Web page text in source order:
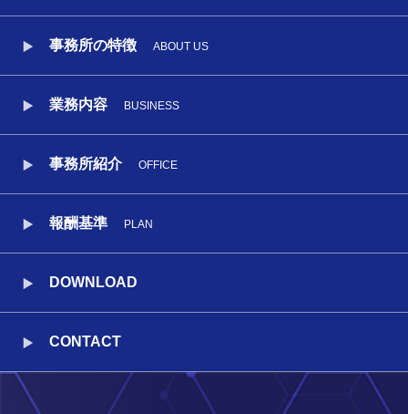
事務所の特徴 ABOUT US
業務内容 BUSINESS
事務所紹介 OFFICE
報酬基準 PLAN
DOWNLOAD
CONTACT